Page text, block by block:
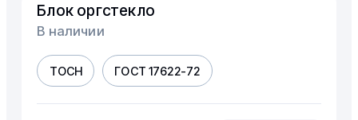
Блок оргстекло
В наличии
ТОСН ГОСТ 17622-72